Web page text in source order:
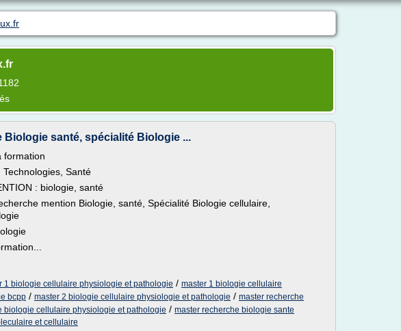
Biologie santé, spécialité Biologie ...
formation
Santé
: biologie, santé
mention Biologie, santé, Spécialité Biologie cellulaire,
1 biologie cellulaire physiologie et pathologie / master 1 biologie cellulaire
bcpp / master 2 biologie cellulaire physiologie et pathologie / master recherche
biologie cellulaire physiologie et pathologie / master recherche biologie sante
et cellulaire